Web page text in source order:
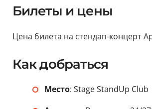
Билеты и цены
Цена билета на стендап-концерт
Как добраться
Место: Stage StandUp Club